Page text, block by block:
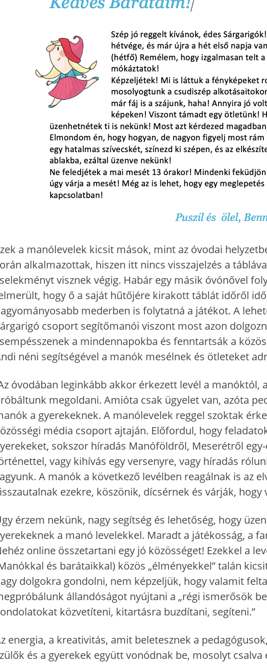
a manólevelek kicsit mások, mint az óvodai
alkalmazottak, hiszen itt nincs visszajelzés a
visznek végig. Habár egy másik óvónővel
hogy ő a saját hűtőjére kirakott táblát időről
mederben is folytatná a játékot. A
csoport segítőmanói viszont most azon
a mindennapokba és fenntartsák a
néni segítségével a manók mesélnek és ötleteket
óvodában leginkább akkor érkezett levél a
megoldani. Amióta csak ügyelet van, azóta
a gyerekeknek. A manólevelek reggel szoktak
média csoport ajtaján. Előfordul, hogy
sokszor híradás Manóföldről, Meserétről egy-
vagy kihívás egy versenyre, vagy híradás
A manók a következő levélben reagálnak is az
ezekre, köszönik, dícsérnek és várják, hogy
érzem nekünk, nagy segítség és lehetőség, hogy
a manó levelekkel. Maradt a játékosság, a
online összetartani egy jó közösséget! Ezekkel a
és barátaikkal) közös „élményekkel” talán
dolgokra gondolni, nem képzeljük, hogy valamit
állandóságot nyújtani a „régi ismerősök
közvetíteni, kitartásra buzdítani, segíteni.”
energia, a kreativitás, amit beletesznek a
és a gyerekek együtt vonódnak be, mosolyt csalva